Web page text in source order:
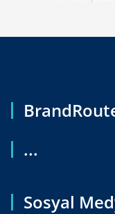
...
Sosyal